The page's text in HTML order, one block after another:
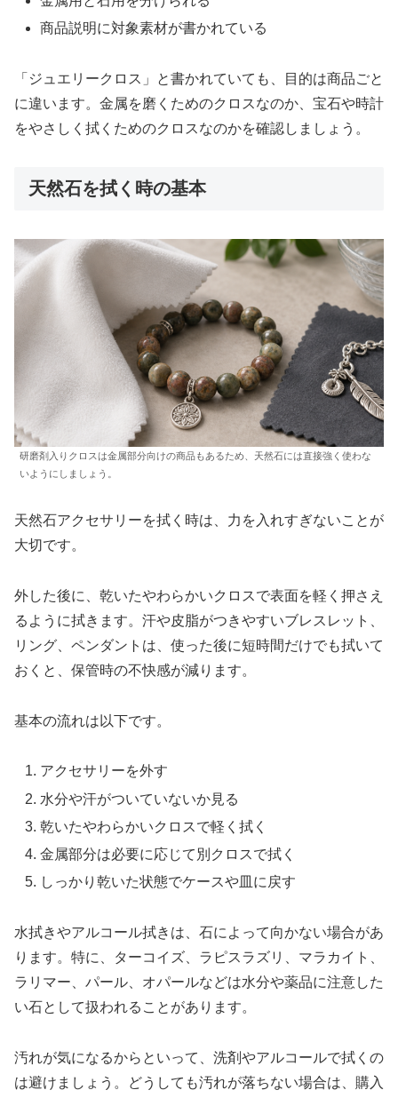
商品説明に対象素材が書かれている
「ジュエリークロス」と書かれていても、目的は商品ごと
に違います。金属を磨くためのクロスなのか、宝石や時計
をやさしく拭くためのクロスなのかを確認しましょう。
天然石を拭く時の基本
研磨剤入りクロスは金属部分向けの商品もあるため、天然石には直接強く使わな
いようにしましょう。
天然石アクセサリーを拭く時は、力を入れすぎないことが
大切です。
外した後に、乾いたやわらかいクロスで表面を軽く押さえ
るように拭きます。汗や皮脂がつきやすいブレスレット、
リング、ペンダントは、使った後に短時間だけでも拭いて
おくと、保管時の不快感が減ります。
基本の流れは以下です。
アクセサリーを外す
水分や汗がついていないか見る
乾いたやわらかいクロスで軽く拭く
金属部分は必要に応じて別クロスで拭く
しっかり乾いた状態でケースや皿に戻す
水拭きやアルコール拭きは、石によって向かない場合があ
ります。特に、ターコイズ、ラピスラズリ、マラカイト、
ラリマー、パール、オパールなどは水分や薬品に注意した
い石として扱われることがあります。
汚れが気になるからといって、洗剤やアルコールで拭くの
は避けましょう。どうしても汚れが落ちない場合は、購入